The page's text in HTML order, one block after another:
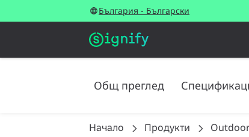
България - Български
Общ преглед
Начало Продукти